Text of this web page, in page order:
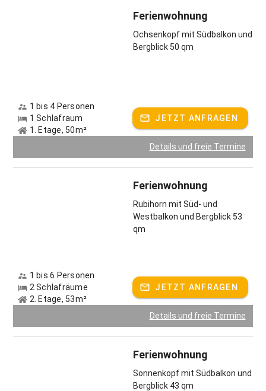
Ferienwohnung
Ochsenkopf mit Südbalkon und
Bergblick 50 qm
1 bis 4 Personen
1 Schlafraum
1. Etage, 50m²
JETZT ANFRAGEN
Details und freie Termine
Ferienwohnung
Rubihorn mit Süd- und
Westbalkon und Bergblick 53
qm
1 bis 6 Personen
2 Schlafräume
2. Etage, 53m²
JETZT ANFRAGEN
Details und freie Termine
Ferienwohnung
Sonnenkopf mit Südbalkon und
Bergblick 43 qm